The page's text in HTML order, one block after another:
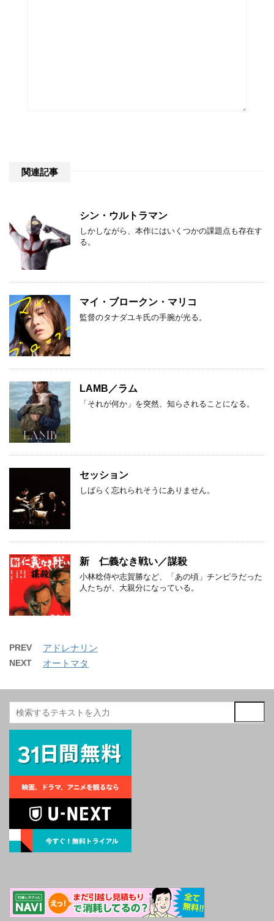
関連記事
シン・ウルトラマン
しかしながら、本作にはいくつかの課題点も存在す
る。
マイ・ブロークン・マリコ
監督のタナダユキ氏の手腕が光る。
LAMB／ラム
「それが何か」を突然、知らされることになる。
セッション
しばらく忘れられそうにありません。
新 仁義なき戦い／謀殺
小林稔侍や志賀勝など、「あの頃」チンピラだった
人たちが、大親分になっている。
PREV アドレナリン
NEXT オートマタ